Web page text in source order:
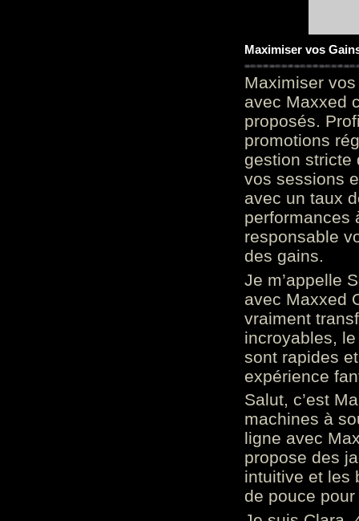
Maximiser vos
Maximiser
avec Maxxed
proposés.
promotions
gestion stricte
vos sessions
avec un taux
performances
responsable
des gains.
Je m’appelle
avec Maxxed
vraiment
incroyables,
sont rapides
expérience
Salut, c’est
machines à
ligne avec
propose des
intuitive et les
de pouce